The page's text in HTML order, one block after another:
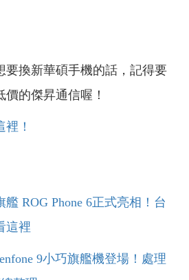
要換新華碩手機的話，記得要
的傑昇通信喔！
！
艦 ROG Phone 6正式亮相！台
這裡
9小巧旗艦機登場！處理